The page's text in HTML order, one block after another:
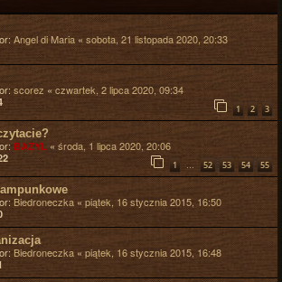
Angel di Maria « sobota, 21 listopada 2020, 20:33
scorez « czwartek, 2 lipca 2020, 09:34
1 2 3
BAZYL « środa, 1 lipca 2020, 20:06
1 … 52 53 54 55
Biedroneczka « piątek, 16 stycznia 2015, 16:50
Biedroneczka « piątek, 16 stycznia 2015, 16:48